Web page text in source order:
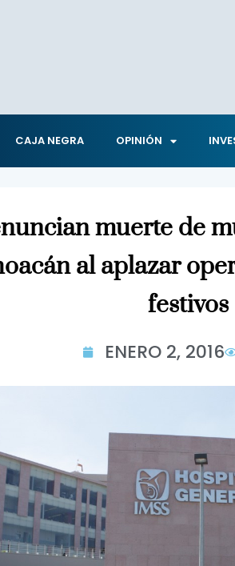
CAJA NEGRA OPINIÓN
muerte de
al aplazar
festivos
ENERO 2, 2016